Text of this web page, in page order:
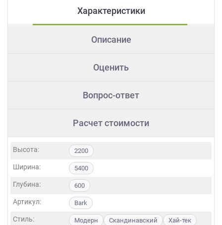
Характеристики
Описание
Оценить
Вопрос-ответ
Расчет стоимости
Высота: 2200
Ширина: 5400
Глубина: 600
Артикул: Bark
Стиль: Модерн Скандинавский
Хай-тек